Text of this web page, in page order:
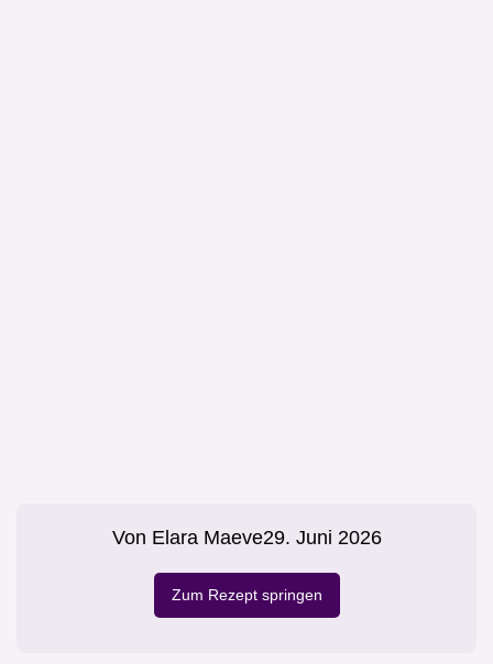
Von Elara Maeve29. Juni 2026
Zum Rezept springen